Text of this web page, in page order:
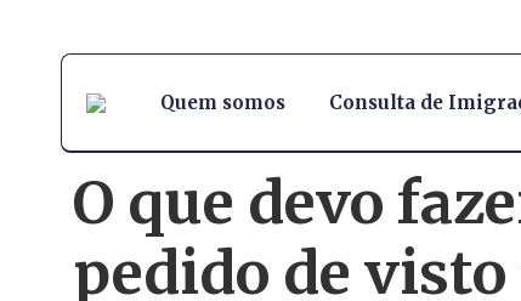
Quem somos Consulta de
O que devo
pedido de